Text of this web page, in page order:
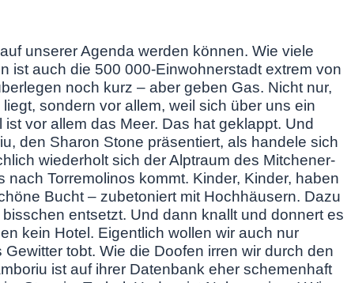
unserer Agenda werden können. Wie viele
ist auch die 500 000-Einwohnerstadt extrem von
noch kurz – aber geben Gas. Nicht nur,
sondern vor allem, weil sich über uns ein
vor allem das Meer. Das hat geklappt. Und
den Sharon Stone präsentiert, als handele sich
wiederholt sich der Alptraum des Mitchener-
Torremolinos kommt. Kinder, Kinder, haben
Bucht – zubetoniert mit Hochhäusern. Dazu
entsetzt. Und dann knallt und donnert es
kein Hotel. Eigentlich wollen wir auch nur
tobt. Wie die Doofen irren wir durch den
ist auf ihrer Datenbank eher schemenhaft